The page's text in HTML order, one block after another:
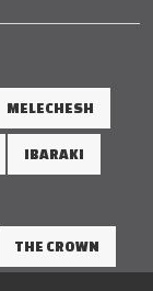
MELECHESH
IBARAKI
THE CROWN